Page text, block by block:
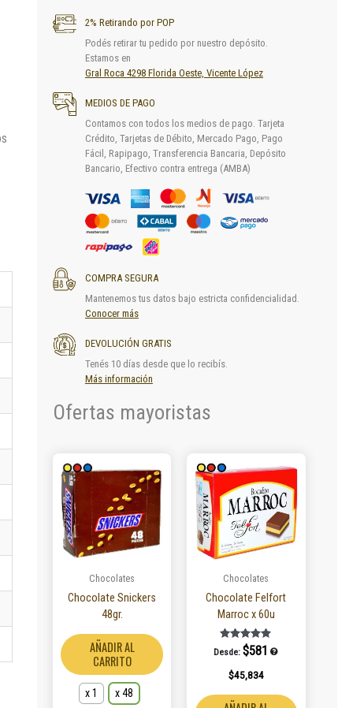
2% Retirando por POP
Podés retirar tu pedido por nuestro depósito.
Estamos en
Gral Roca 4298 Florida Oeste, Vicente López
MEDIOS DE PAGO
Contamos con todos los medios de pago. Tarjeta
Crédito, Tarjetas de Débito, Mercado Pago, Pago
Fácil, Rapipago, Transferencia Bancaria, Depósito
Bancario, Efectivo contra entrega (AMBA)
COMPRA SEGURA
Mantenemos tus datos bajo estricta confidencialidad.
Conocer más
DEVOLUCIÓN GRATIS
Tenés 10 días desde que lo recibís.
Más información
Ofertas mayoristas
Chocolates
Chocolate Snickers
48gr.
AÑADIR AL
CARRITO
producto
múltiples
variantes.
página
x 1 x 48
Chocolates
Chocolate Felfort
Marroc x 60u
Valorado en
5.00
Desde:$581
$45,834